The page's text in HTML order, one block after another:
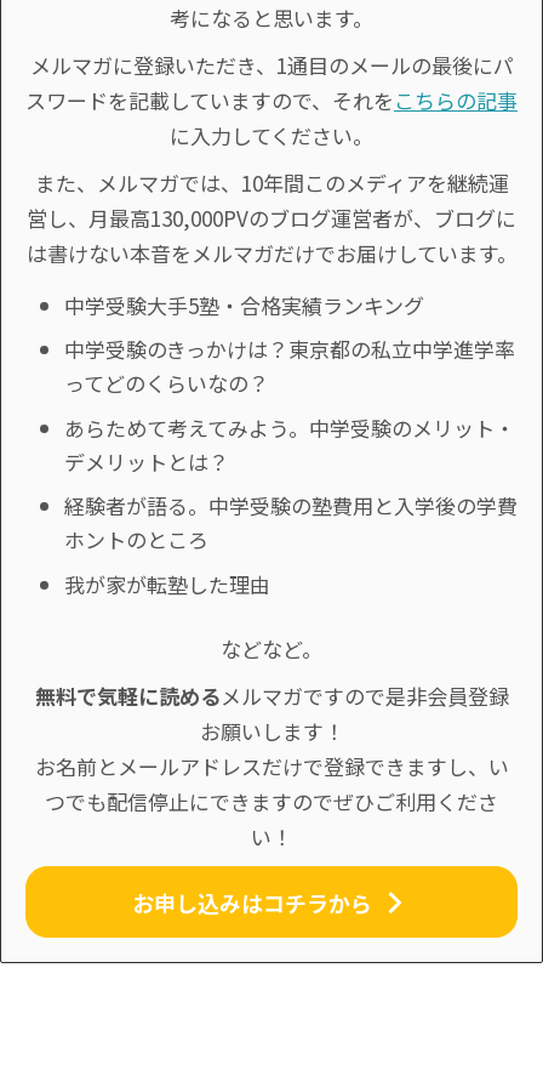
考になると思います。
メルマガに登録いただき、1通目のメールの最後にパ
スワードを記載していますので、それを こちらの記事
に入力してください。
また、メルマガでは、10年間このメディアを継続運
営し、月最高130,000PVのブログ運営者が、ブログに
は書けない本音をメルマガだけでお届けしています。
中学受験大手5塾・合格実績ランキング
中学受験のきっかけは？東京都の私立中学進学率
ってどのくらいなの？
あらためて考えてみよう。中学受験のメリット・
デメリットとは？
経験者が語る。中学受験の塾費用と入学後の学費
ホントのところ
我が家が転塾した理由
などなど。
無料で気軽に読めるメルマガですので是非会員登録
お願いします！
お名前とメールアドレスだけで登録できますし、い
つでも配信停止にできますのでぜひご利用くださ
い！
お申し込みはコチラから